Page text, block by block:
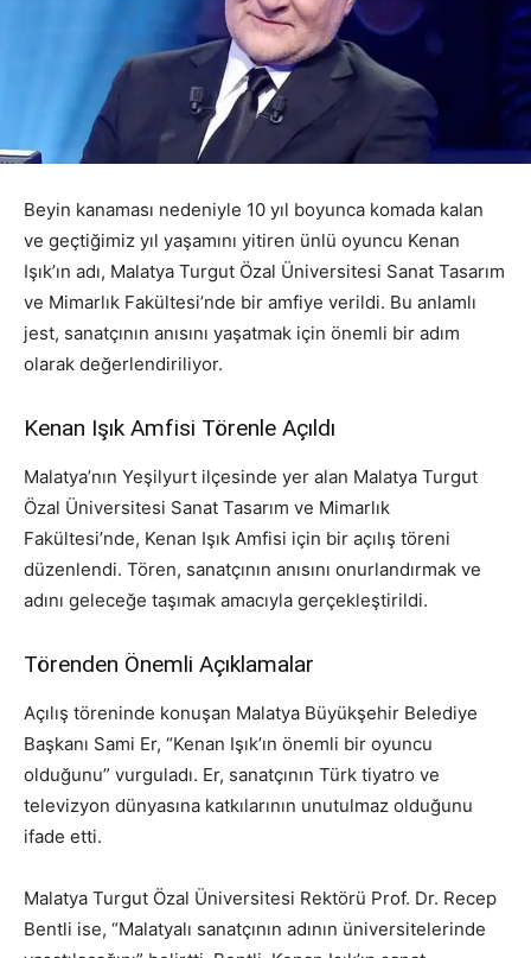
Beyin kanaması nedeniyle 10 yıl boyunca komada kalan
ve geçtiğimiz yıl yaşamını yitiren ünlü oyuncu Kenan
Işık’ın adı, Malatya Turgut Özal Üniversitesi Sanat Tasarım
ve Mimarlık Fakültesi’nde bir amfiye verildi. Bu anlamlı
jest, sanatçının anısını yaşatmak için önemli bir adım
olarak değerlendiriliyor.
Kenan Işık Amfisi Törenle Açıldı
Malatya’nın Yeşilyurt ilçesinde yer alan Malatya Turgut
Özal Üniversitesi Sanat Tasarım ve Mimarlık
Fakültesi’nde, Kenan Işık Amfisi için bir açılış töreni
düzenlendi. Tören, sanatçının anısını onurlandırmak ve
adını geleceğe taşımak amacıyla gerçekleştirildi.
Törenden Önemli Açıklamalar
Açılış töreninde konuşan Malatya Büyükşehir Belediye
Başkanı Sami Er, “Kenan Işık’ın önemli bir oyuncu
olduğunu” vurguladı. Er, sanatçının Türk tiyatro ve
televizyon dünyasına katkılarının unutulmaz olduğunu
ifade etti.
Malatya Turgut Özal Üniversitesi Rektörü Prof. Dr. Recep
Bentli ise, “Malatyalı sanatçının adının üniversitelerinde